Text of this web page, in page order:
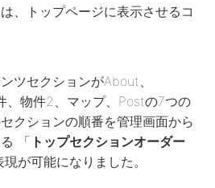
、トップページに表示させるコ
ツセクションがAbout、
、物件2、マップ、Postの7つの
クションの順番を管理画面から
「 トップセクションオーダー
が可能になりました。